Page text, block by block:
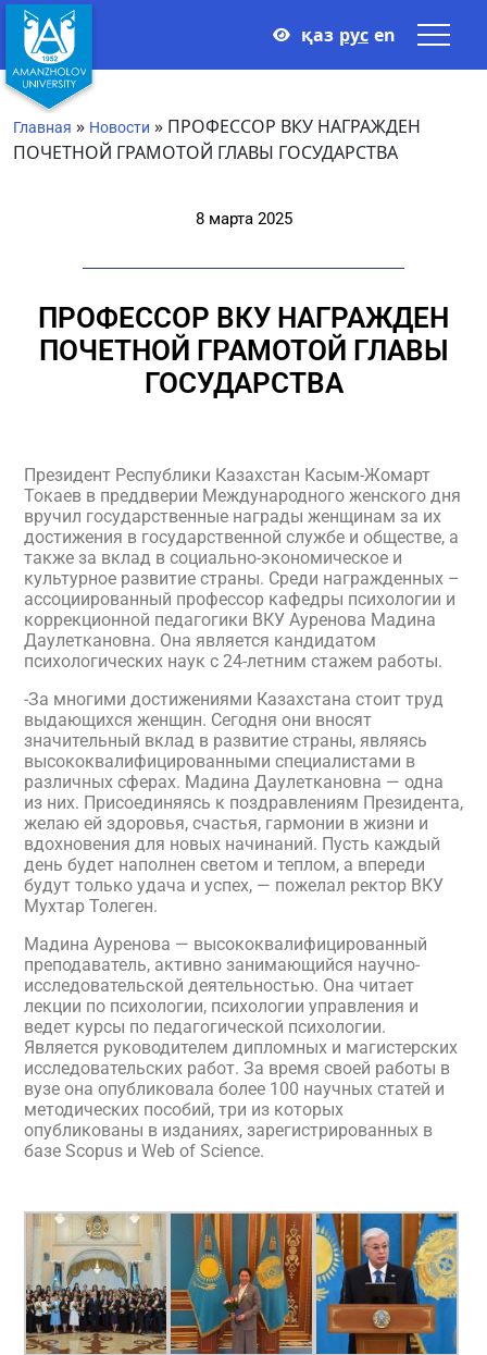
қаз рус en
Главная » Новости » ПРОФЕССОР ВКУ НАГРАЖДЕН
ПОЧЕТНОЙ ГРАМОТОЙ ГЛАВЫ ГОСУДАРСТВА
8 марта 2025
ПРОФЕССОР ВКУ НАГРАЖДЕН
ПОЧЕТНОЙ ГРАМОТОЙ ГЛАВЫ
ГОСУДАРСТВА
Президент Республики Казахстан Касым-Жомарт
Токаев в преддверии Международного женского дня
вручил государственные награды женщинам за их
достижения в государственной службе и обществе, а
также за вклад в социально-экономическое и
культурное развитие страны. Среди награжденных –
ассоциированный профессор кафедры психологии и
коррекционной педагогики ВКУ Ауренова Мадина
Даулеткановна. Она является кандидатом
психологических наук с 24-летним стажем работы.
-За многими достижениями Казахстана стоит труд
выдающихся женщин. Сегодня они вносят
значительный вклад в развитие страны, являясь
высококвалифицированными специалистами в
различных сферах. Мадина Даулеткановна — одна
из них. Присоединяясь к поздравлениям Президента,
желаю ей здоровья, счастья, гармонии в жизни и
вдохновения для новых начинаний. Пусть каждый
день будет наполнен светом и теплом, а впереди
будут только удача и успех, — пожелал ректор ВКУ
Мухтар Толеген.
Мадина Ауренова — высококвалифицированный
преподаватель, активно занимающийся научно-
исследовательской деятельностью. Она читает
лекции по психологии, психологии управления и
ведет курсы по педагогической психологии.
Является руководителем дипломных и магистерских
исследовательских работ. За время своей работы в
вузе она опубликовала более 100 научных статей и
методических пособий, три из которых
опубликованы в изданиях, зарегистрированных в
базе Scopus и Web of Science.